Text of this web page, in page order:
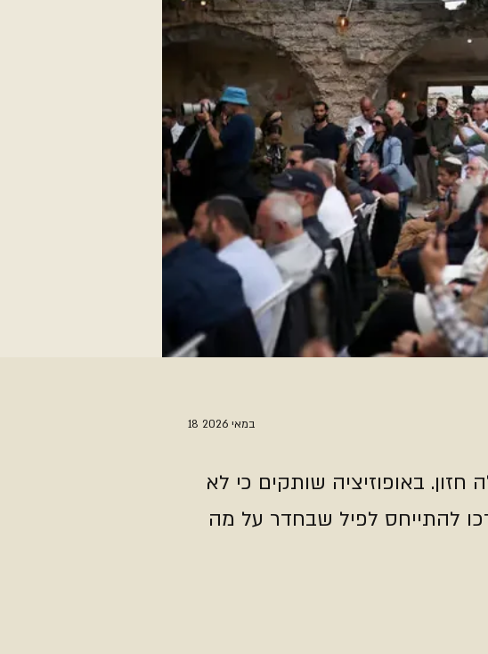
18 במאי 2026
באופוזיציה שותקים כי לא
להתייחס לפיל שבחדר על מה